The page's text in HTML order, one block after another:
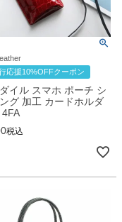
応援10%OFFクーポン
イル スマホ ポーチ シ
グ 加工 カードホルダ
4FA
税込